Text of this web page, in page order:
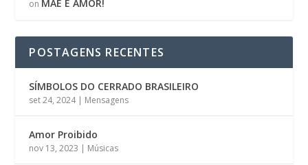
on MÃE É AMOR!
POSTAGENS RECENTES
SÍMBOLOS DO CERRADO BRASILEIRO
set 24, 2024| Mensagens
Amor Proibido
nov 13, 2023 | Músicas